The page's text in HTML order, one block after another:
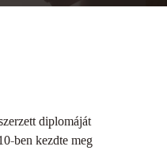
diplomáját
ben kezdte meg